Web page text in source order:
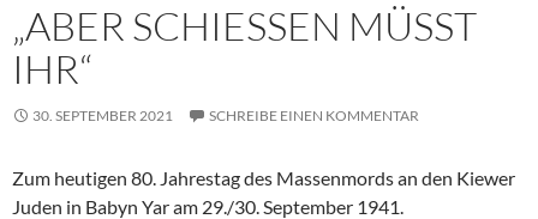
„ABER SCHIESSEN MÜSST
IHR“
30. SEPTEMBER 2021 SCHREIBE EINEN KOMMENTAR
Zum heutigen 80. Jahrestag des Massenmords an den Kiewer
Juden in Babyn Yar am 29./30. September 1941.